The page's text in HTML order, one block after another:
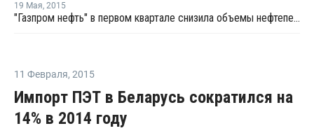
19 Мая, 2015
"Газпром нефть" в первом квартале снизила объемы нефтепереработки на 4,2%
11 Февраля, 2015
Импорт ПЭТ в Беларусь сократился на
14% в 2014 году